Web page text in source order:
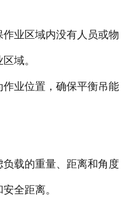
业区域内没有人员或物
域。
业位置，确保平衡吊能
载的重量、距离和角度
全距离。